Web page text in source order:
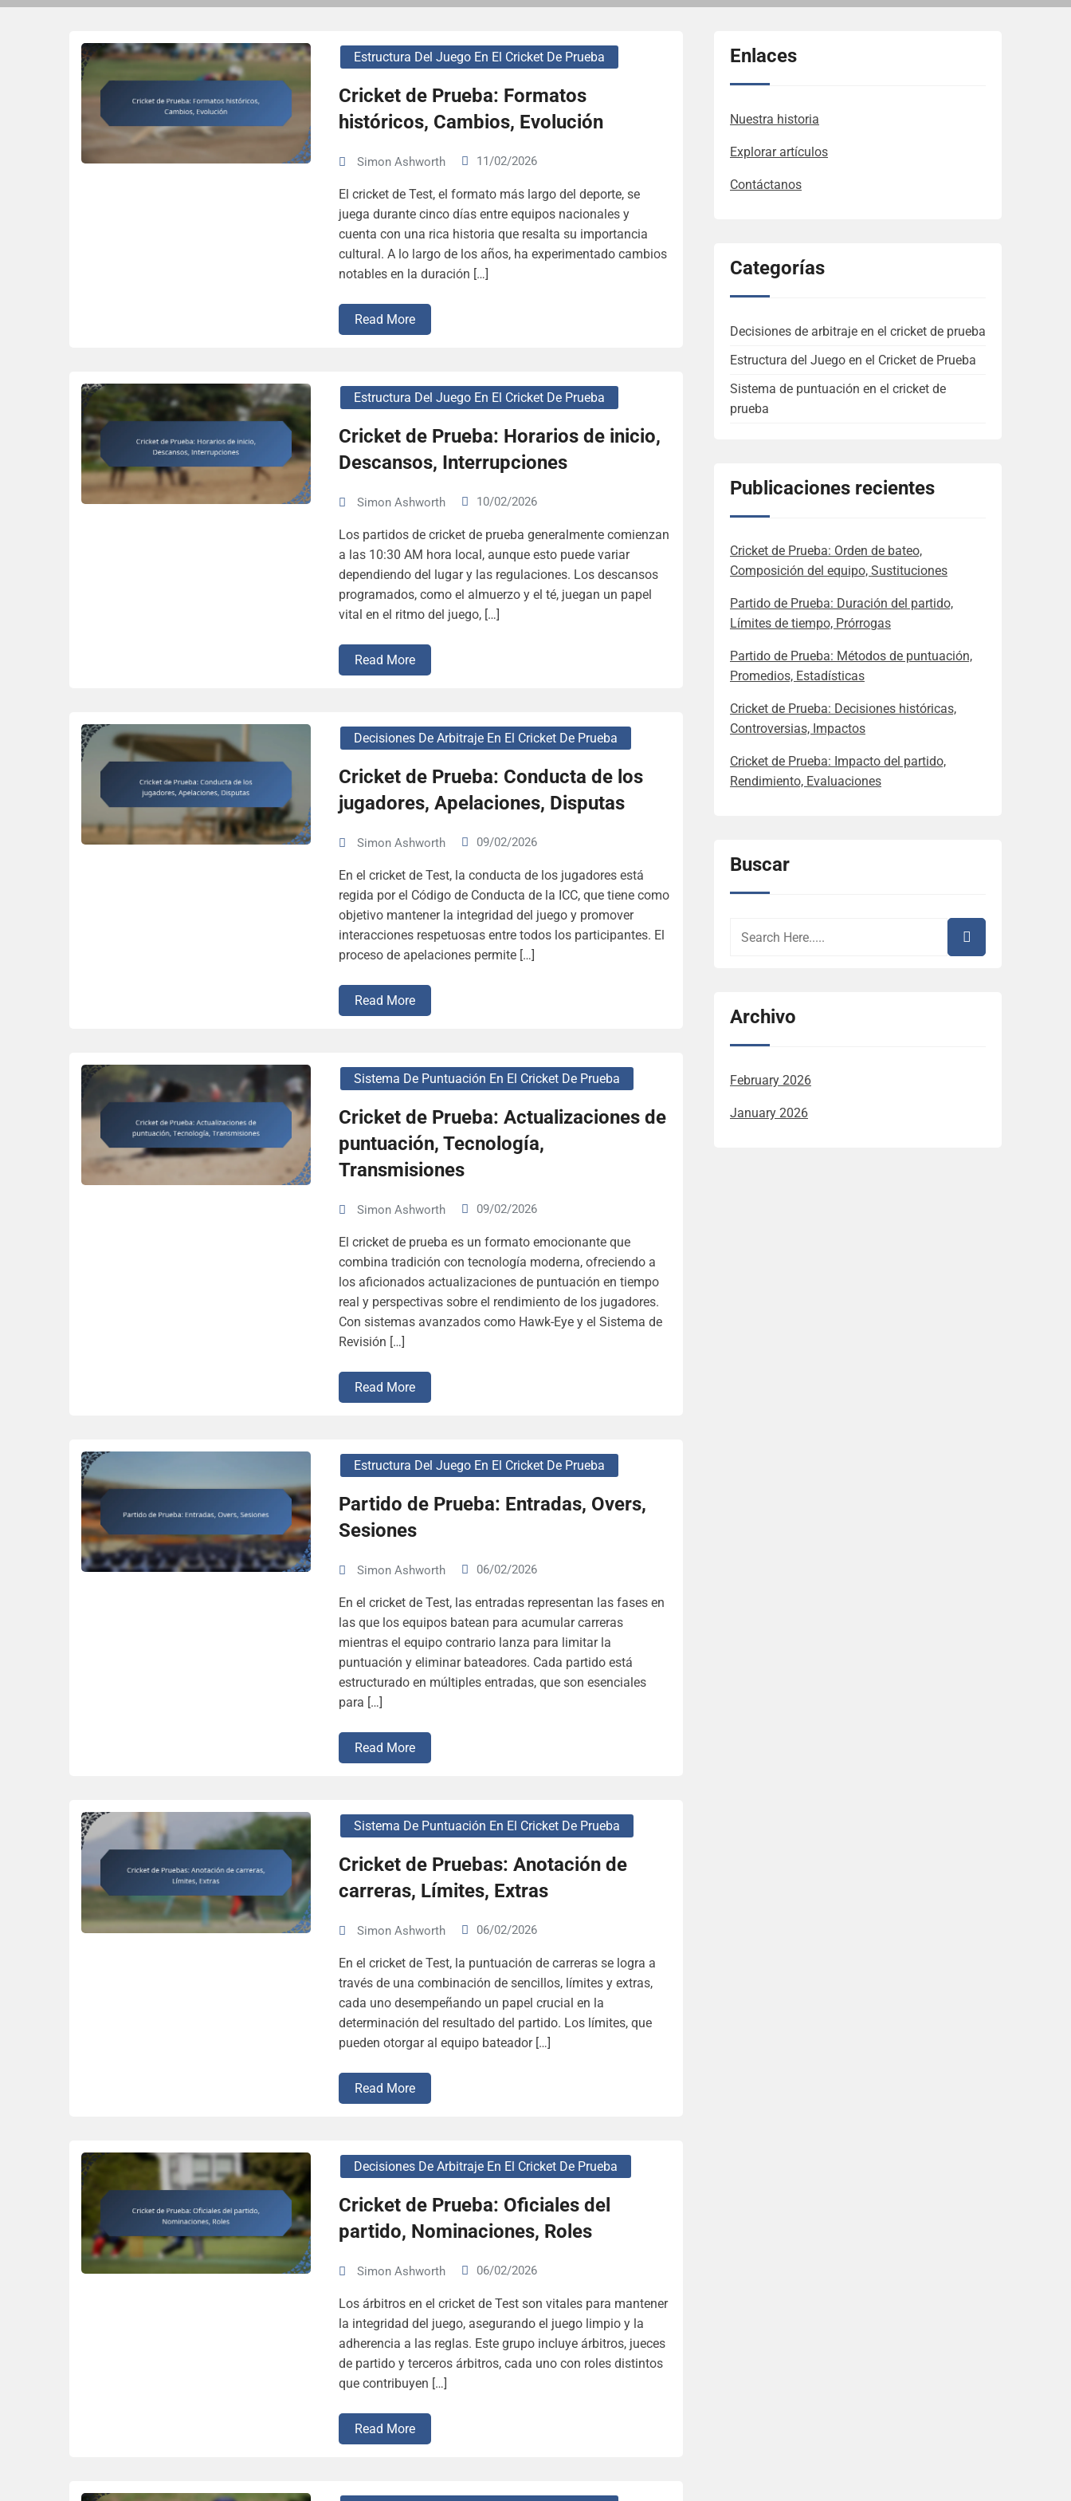
Estructura Del Juego En El Cricket De Prueba
Cricket de Prueba: Formatos
históricos, Cambios, Evolución
Simon Ashworth 11/02/2026
El cricket de Test, el formato más largo del deporte, se
juega durante cinco días entre equipos nacionales y
cuenta con una rica historia que resalta su importancia
cultural. A lo largo de los años, ha experimentado cambios
notables en la duración […]
Read More
Estructura Del Juego En El Cricket De Prueba
Cricket de Prueba: Horarios de inicio,
Descansos, Interrupciones
Simon Ashworth 10/02/2026
Los partidos de cricket de prueba generalmente comienzan
a las 10:30 AM hora local, aunque esto puede variar
dependiendo del lugar y las regulaciones. Los descansos
programados, como el almuerzo y el té, juegan un papel
vital en el ritmo del juego, […]
Read More
Decisiones De Arbitraje En El Cricket De Prueba
Cricket de Prueba: Conducta de los
jugadores, Apelaciones, Disputas
Simon Ashworth 09/02/2026
En el cricket de Test, la conducta de los jugadores está
regida por el Código de Conducta de la ICC, que tiene como
objetivo mantener la integridad del juego y promover
interacciones respetuosas entre todos los participantes. El
proceso de apelaciones permite […]
Read More
Sistema De Puntuación En El Cricket De Prueba
Cricket de Prueba: Actualizaciones de
puntuación, Tecnología,
Transmisiones
Simon Ashworth 09/02/2026
El cricket de prueba es un formato emocionante que
combina tradición con tecnología moderna, ofreciendo a
los aficionados actualizaciones de puntuación en tiempo
real y perspectivas sobre el rendimiento de los jugadores.
Con sistemas avanzados como Hawk-Eye y el Sistema de
Revisión […]
Read More
Estructura Del Juego En El Cricket De Prueba
Partido de Prueba: Entradas, Overs,
Sesiones
Simon Ashworth 06/02/2026
En el cricket de Test, las entradas representan las fases en
las que los equipos batean para acumular carreras
mientras el equipo contrario lanza para limitar la
puntuación y eliminar bateadores. Cada partido está
estructurado en múltiples entradas, que son esenciales
para […]
Read More
Sistema De Puntuación En El Cricket De Prueba
Cricket de Pruebas: Anotación de
carreras, Límites, Extras
Simon Ashworth 06/02/2026
En el cricket de Test, la puntuación de carreras se logra a
través de una combinación de sencillos, límites y extras,
cada uno desempeñando un papel crucial en la
determinación del resultado del partido. Los límites, que
pueden otorgar al equipo bateador […]
Read More
Decisiones De Arbitraje En El Cricket De Prueba
Cricket de Prueba: Oficiales del
partido, Nominaciones, Roles
Simon Ashworth 06/02/2026
Los árbitros en el cricket de Test son vitales para mantener
la integridad del juego, asegurando el juego limpio y la
adherencia a las reglas. Este grupo incluye árbitros, jueces
de partido y terceros árbitros, cada uno con roles distintos
que contribuyen […]
Read More
Enlaces
Nuestra historia
Explorar artículos
Contáctanos
Categorías
Decisiones de arbitraje en el cricket de prueba
Estructura del Juego en el Cricket de Prueba
Sistema de puntuación en el cricket de
prueba
Publicaciones recientes
Cricket de Prueba: Orden de bateo,
Composición del equipo, Sustituciones
Partido de Prueba: Duración del partido,
Límites de tiempo, Prórrogas
Partido de Prueba: Métodos de puntuación,
Promedios, Estadísticas
Cricket de Prueba: Decisiones históricas,
Controversias, Impactos
Cricket de Prueba: Impacto del partido,
Rendimiento, Evaluaciones
Buscar
Archivo
February 2026
January 2026